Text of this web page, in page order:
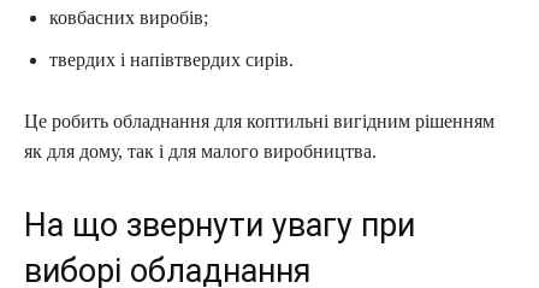
ковбасних виробів;
твердих і напівтвердих сирів.
Це робить обладнання для коптильні вигідним рішенням
як для дому, так і для малого виробництва.
На що звернути увагу при
виборі обладнання